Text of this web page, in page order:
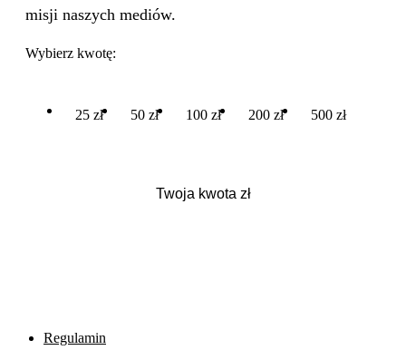
misji naszych mediów.
Wybierz kwotę:
25 zł 50 zł 100 zł 200 zł 500 zł
Regulamin